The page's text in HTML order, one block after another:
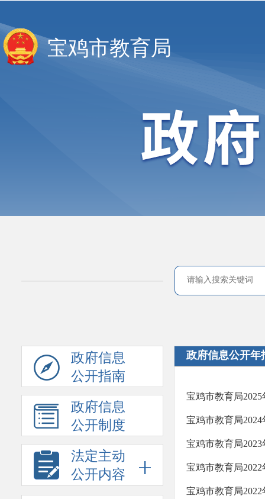
宝鸡市教育局
政府信息
公开指南
政府信息
公开制度
法定主动
公开内容
政府信息公开年
宝鸡市教育局
宝鸡市教育局
宝鸡市教育局
宝鸡市教育局
宝鸡市教育局